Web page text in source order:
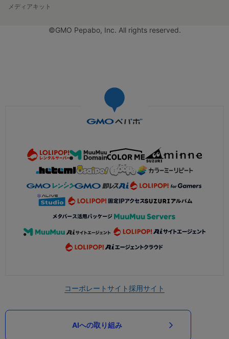
メディアキット
©GMO Pepabo, Inc. All rights reserved.
コーポレートサイト採用サイト
AIへの取り組み